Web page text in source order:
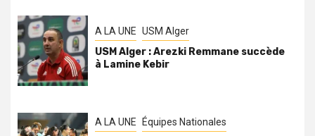
A LA UNE USM Alger
USM Alger : Arezki Remmane succède
à Lamine Kebir
A LA UNE Équipes Nationales